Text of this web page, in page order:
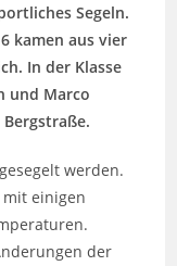
Segeln.
kamen aus vier
In der Klasse
und Marco
werden.
einigen
der